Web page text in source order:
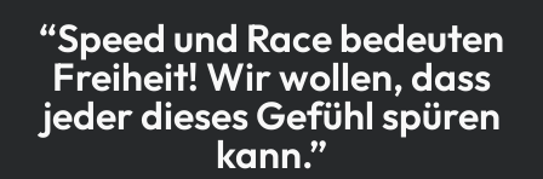
“Speed und Race bedeuten
Freiheit! Wir wollen, dass
jeder dieses Gefühl spüren
kann.”